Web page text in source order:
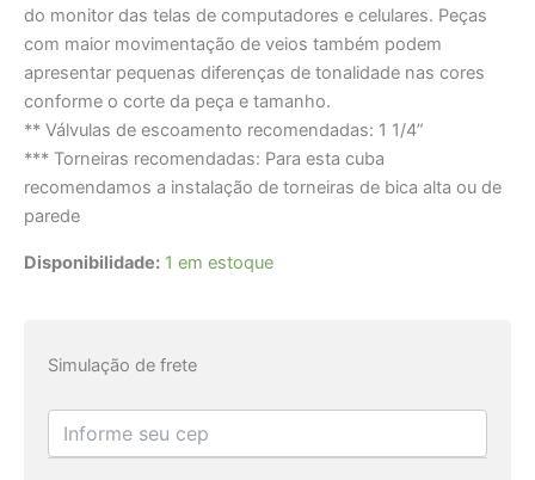
do monitor das telas de computadores e celulares. Peças
com maior movimentação de veios também podem
apresentar pequenas diferenças de tonalidade nas cores
conforme o corte da peça e tamanho.
** Válvulas de escoamento recomendadas: 1 1/4”
*** Torneiras recomendadas: Para esta cuba
recomendamos a instalação de torneiras de bica alta ou de
parede
Disponibilidade: 1 em estoque
Simulação de frete